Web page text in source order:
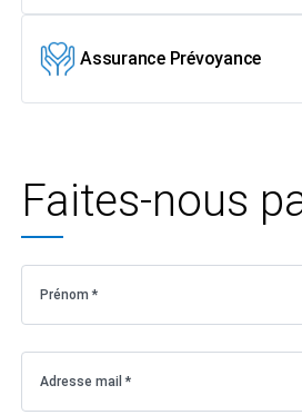
Assurance Prévoyance
Faites-nous